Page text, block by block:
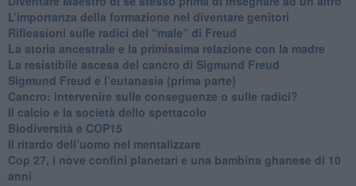
L’importanza della formazione nel diventare genitori
Riflessioni sulle radici del “male” di Freud
​La storia ancestrale e la primissima relazione con la madre
​La resistibile ascesa del cancro di Sigmund Freud
Sigmund Freud e l’eutanasia (prima parte)
Cancro: intervenire sulle conseguenze o sulle radici?
​Il calcio e la società dello spettacolo
Biodiversità e COP15
​Il ritardo dell’uomo nel mentalizzare
​Cop 27, i nove confini planetari e una bambina ghanese di 10
anni